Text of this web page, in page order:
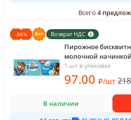
Всего 4
-56% Возврат НДС
Пирожное
молочной
1 шт в упаковке
97.00 ₽/шт
В наличии